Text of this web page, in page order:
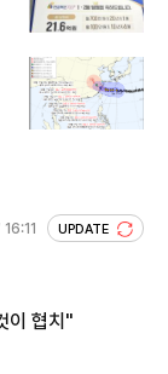
UPDATE
이 협치"